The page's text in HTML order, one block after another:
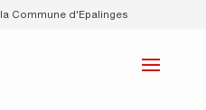
la Commune d'Epalinges